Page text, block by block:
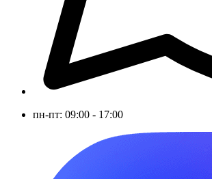
пн-пт: 09:00 - 17:00